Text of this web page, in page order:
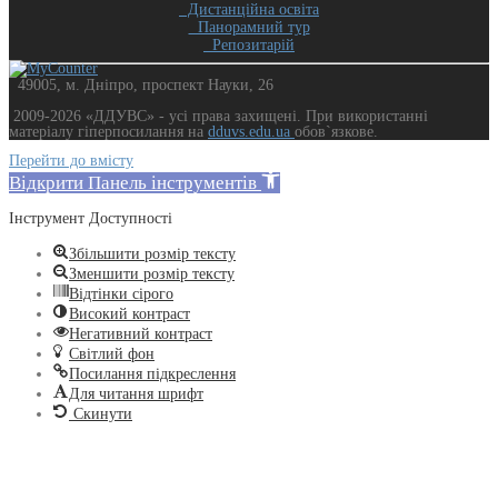
Дистанційна освіта
Панорамний тур
Репозитарій
49005, м. Дніпро, проспект Науки, 26
2009-2026 «ДДУВС» - усi права захищенi. При використанні
матеріалу гіперпосилання на dduvs.edu.ua обов`язкове.
Перейти до вмісту
Відкрити Панель інструментів
Інструмент Доступності
Збільшити розмір тексту
Зменшити розмір тексту
Відтінки сірого
Високий контраст
Негативний контраст
Світлий фон
Посилання підкреслення
Для читання шрифт
Скинути